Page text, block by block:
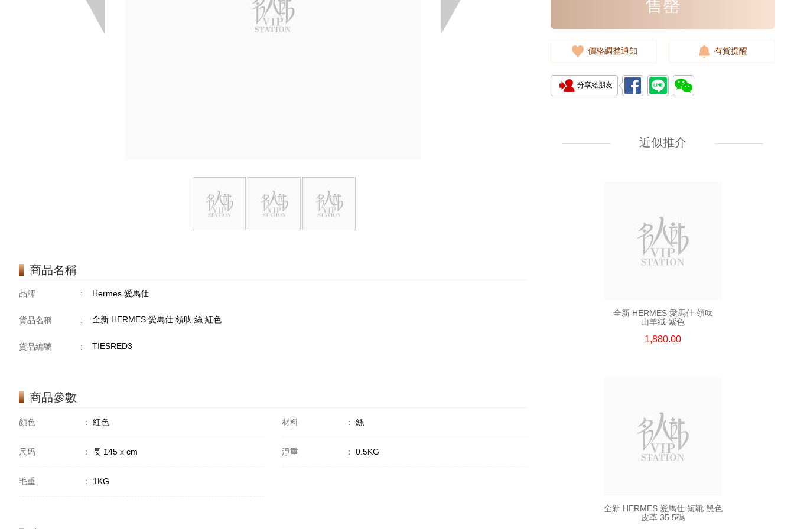
商品名稱
品牌 : Hermes 愛馬仕
貨品名稱 : 全新 HERMES 愛馬仕 領呔 絲 紅色
貨品編號 : TIESRED3
商品參數
顏色 ： 紅色 材料 ： 絲
尺码 ： 長 145 x cm 淨重 ： 0.5KG
毛重 ： 1KG
售罄
價格調整通知 有貨提醒
分享給朋友
近似推介
7,900.00
全新 HERMES 愛馬仕 領呔
山羊絨 紫色
1,880.00
全新 HERMES 愛馬仕 短靴 黑色
皮革 35.5碼